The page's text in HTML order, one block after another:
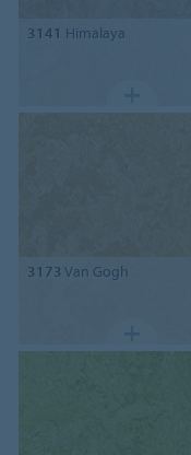
3141 Himalaya
3173 Van Gogh